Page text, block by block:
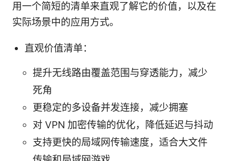
用一个简短的清单来直观了解它的价值，以及在
实际场景中的应用方式。
直观价值清单：
提升无线路由覆盖范围与穿透能力，减少
死角
更稳定的多设备并发连接，减少拥塞
对 VPN 加密传输的优化，降低延迟与抖动
支持更快的局域网传输速度，适合大文件